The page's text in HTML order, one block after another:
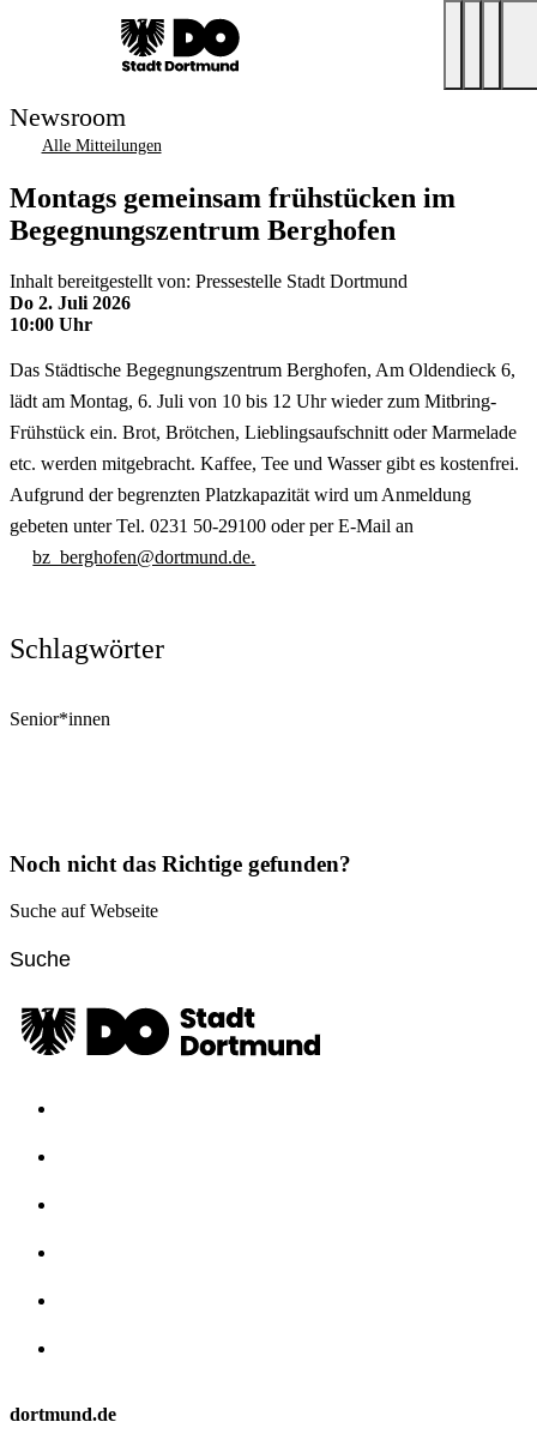
Newsroom
Alle Mitteilungen
Montags gemeinsam frühstücken im
Begegnungszentrum Berghofen
Inhalt bereitgestellt von: Pressestelle Stadt Dortmund
Do 2. Juli 2026
10:00 Uhr
Das Städtische Begegnungszentrum Berghofen, Am Oldendieck 6,
lädt am Montag, 6. Juli von 10 bis 12 Uhr wieder zum Mitbring-
Frühstück ein. Brot, Brötchen, Lieblingsaufschnitt oder Marmelade
etc. werden mitgebracht. Kaffee, Tee und Wasser gibt es kostenfrei.
Aufgrund der begrenzten Platzkapazität wird um Anmeldung
gebeten unter Tel. 0231 50-29100 oder per E-Mail an
bz_berghofen@dortmund.de.
Schlagwörter
Senior*innen
Noch nicht das Richtige gefunden?
Suche auf Webseite
dortmund.de